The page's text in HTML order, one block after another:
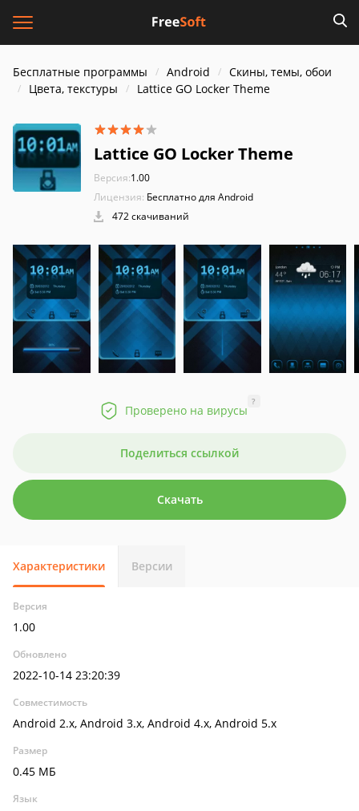
Бесплатные программы Android
Скины, темы, обои
Цвета, текстуры
Lattice GO Locker Theme
Lattice GO Locker Theme
Версия:1.00
Лицензия: Бесплатно для Android
472 скачиваний
Проверено на вирусы
?
Поделиться ссылкой
Скачать
Характеристики Версии
Версия
1.00
Обновлено
2022-10-14 23:20:39
Совместимость
Android 2.x, Android 3.x, Android 4.x, Android 5.x
Размер
0.45 МБ
Язык